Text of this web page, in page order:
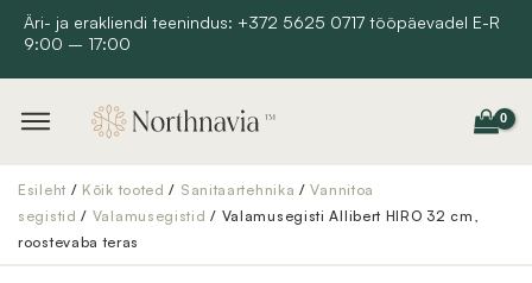
Skip
content
Äri- ja erakliendi teenindus: +372 5625 0717 tööpäevadel E-R
9:00 – 17:00
Esileht / Kõik tooted / Sanitaartehnika /Vannitoa
segistid / Valamusegistid / Valamusegisti Allibert HIRO 32 cm,
roostevaba teras